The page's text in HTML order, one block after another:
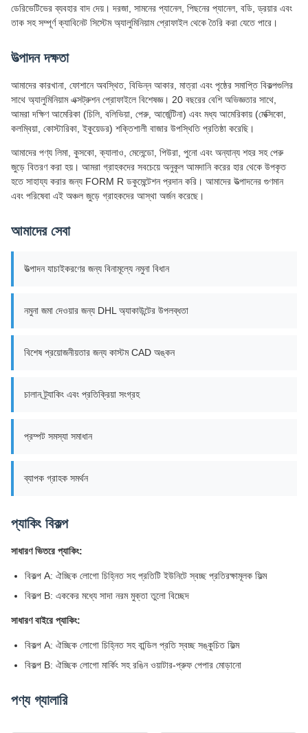
ডেরিভেটিভের ব্যবহার বাদ দেয়। দরজা, সামনের প্যানেল, পিছনের প্যানেল, বডি, ড্রয়ার এবং
তাক সহ সম্পূর্ণ ক্যাবিনেট সিস্টেম অ্যালুমিনিয়াম প্রোফাইল থেকে তৈরি করা যেতে পারে।
উত্পাদন দক্ষতা
আমাদের কারখানা, ফোশানে অবস্থিত, বিভিন্ন আকার, মাত্রা এবং পৃষ্ঠের সমাপ্তি বিকল্পগুলির
সাথে অ্যালুমিনিয়াম এক্সট্রুশন প্রোফাইলে বিশেষজ্ঞ। 20 বছরের বেশি অভিজ্ঞতার সাথে,
আমরা দক্ষিণ আমেরিকা (চিলি, বলিভিয়া, পেরু, আর্জেন্টিনা) এবং মধ্য আমেরিকায় (মেক্সিকো,
কলম্বিয়া, কোস্টারিকা, ইকুয়েডর) শক্তিশালী বাজার উপস্থিতি প্রতিষ্ঠা করেছি।
আমাদের পণ্য লিমা, কুসকো, ক্যালাও, মেলেন্ডো, পিউরা, পুনো এবং অন্যান্য শহর সহ পেরু
জুড়ে বিতরণ করা হয়। আমরা গ্রাহকদের সবচেয়ে অনুকূল আমদানি করের হার থেকে উপকৃত
হতে সাহায্য করার জন্য FORM R ডকুমেন্টেশন প্রদান করি। আমাদের উত্পাদনের গুণমান
এবং পরিষেবা এই অঞ্চল জুড়ে গ্রাহকদের আস্থা অর্জন করেছে।
আমাদের সেবা
উত্পাদন যাচাইকরণের জন্য বিনামূল্যে নমুনা বিধান
নমুনা জমা দেওয়ার জন্য DHL অ্যাকাউন্টের উপলব্ধতা
বিশেষ প্রয়োজনীয়তার জন্য কাস্টম CAD অঙ্কন
চালান ট্র্যাকিং এবং প্রতিক্রিয়া সংগ্রহ
প্রম্পট সমস্যা সমাধান
ব্যাপক গ্রাহক সমর্থন
প্যাকিং বিকল্প
সাধারণ ভিতরে প্যাকিং:
বিকল্প A: ঐচ্ছিক লোগো চিহ্নিত সহ প্রতিটি ইউনিটে স্বচ্ছ প্রতিরক্ষামূলক ফিল্ম
বিকল্প B: এককের মধ্যে সাদা নরম মুক্তা তুলো বিচ্ছেদ
সাধারণ বাইরে প্যাকিং:
বিকল্প A: ঐচ্ছিক লোগো চিহ্নিত সহ বান্ডিল প্রতি স্বচ্ছ সঙ্কুচিত ফিল্ম
বিকল্প B: ঐচ্ছিক লোগো মার্কিং সহ রঙিন ওয়াটার-প্রুফ পেপার মোড়ানো
পণ্য গ্যালারি